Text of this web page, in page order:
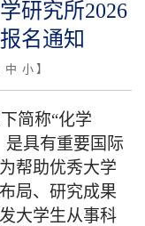
研究所2026
名通知
中 小】
简称“化学
是具有重要国际
帮助优秀大学
局、研究成果
大学生从事科